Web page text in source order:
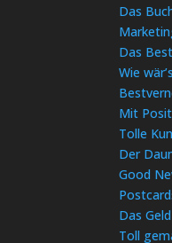
Das
Das
Wie
Mit
Tolle
Der
Good
Das
Toll